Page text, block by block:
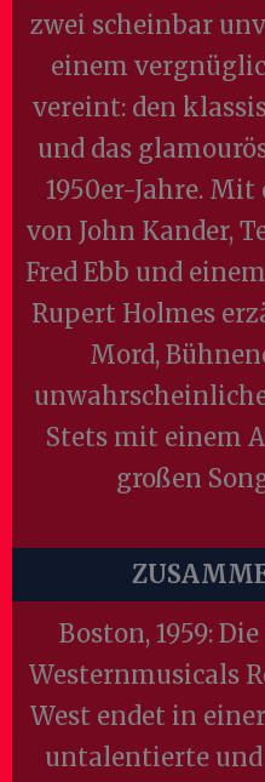
zwei scheinbar
einem
vereint: den
und das
1950er-Jahre.
von John Kander,
Fred Ebb und
Rupert Holmes
Mord,
Stets mit einem
großen
Boston, 1959:
Westernmusicals
West endet in
untalentierte